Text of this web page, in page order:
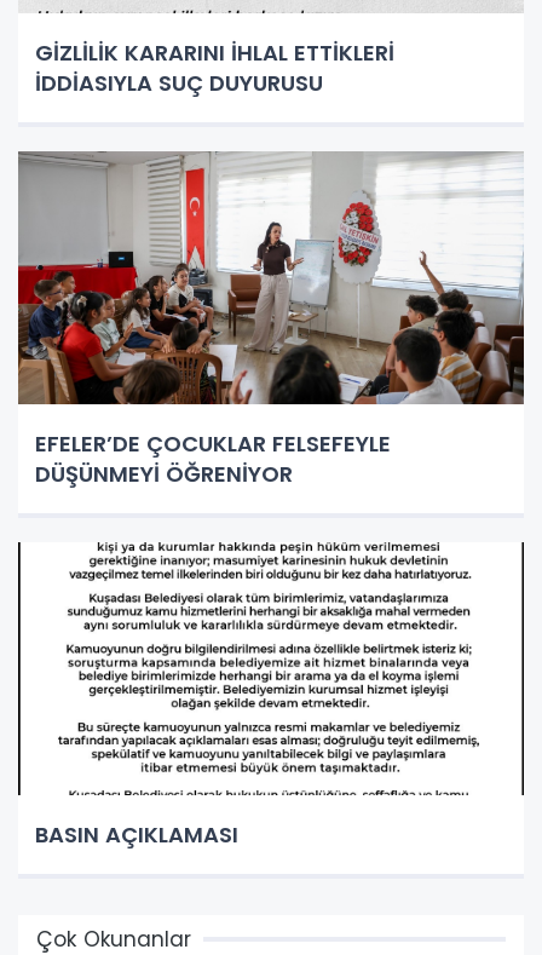
GİZLİLİK KARARINI İHLAL ETTİKLERİ
İDDİASIYLA SUÇ DUYURUSU
EFELER’DE ÇOCUKLAR FELSEFEYLE
DÜŞÜNMEYİ ÖĞRENİYOR
BASIN AÇIKLAMASI
Çok Okunanlar